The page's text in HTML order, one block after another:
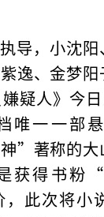
导，小沈
逸、金梦
疑人》今
唯一一部
”著称的大
获得书粉
此次将小